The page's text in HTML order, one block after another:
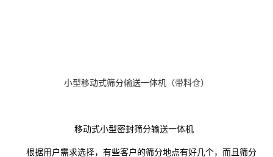
小型移动式筛分输送一体机（带料仓）
移动式小型密封筛分输送一体机
根据用户需求选择，有些客户的筛分地点有好几个，而且筛分